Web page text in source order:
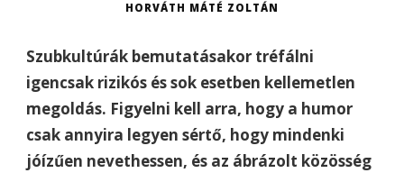
HORVÁTH MÁTÉ ZOLTÁN
Szubkultúrák bemutatásakor tréfálni
igencsak rizikós és sok esetben kellemetlen
megoldás. Figyelni kell arra, hogy a humor
csak annyira legyen sértő, hogy mindenki
jóízűen nevethessen, és az ábrázolt közösség